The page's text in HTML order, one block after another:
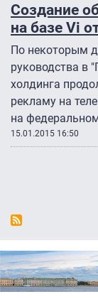
Создание
на базе Vi
По некоторым
руководства в
холдинга
рекламу на
на
15.01.2015 16:50